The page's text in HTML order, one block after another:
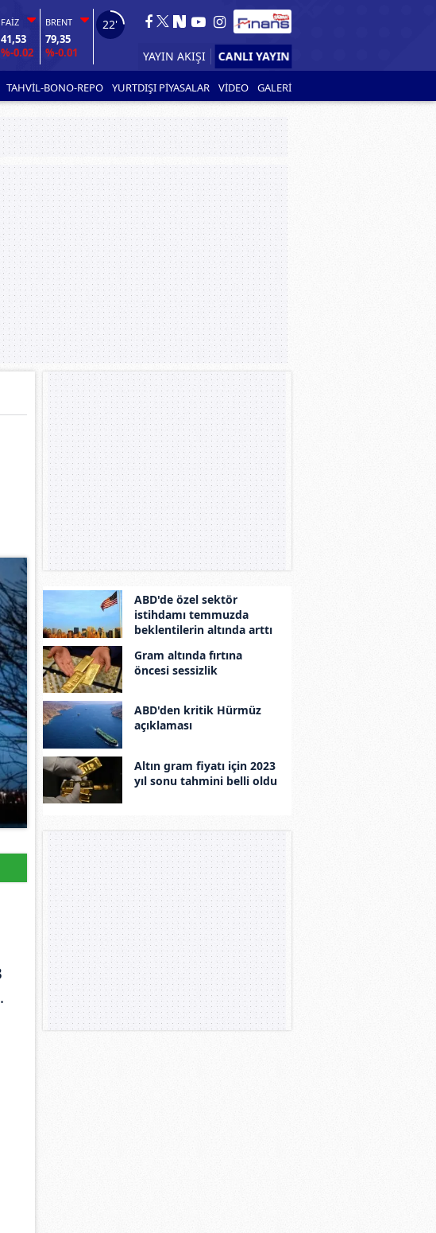
FAİZ
41,53
%-0.02
BRENT
79,35
%-0.01
20'
YAYIN AKIŞI CANLI YAYIN
TAHVİL-BONO-REPO YURTDIŞI PİYASALAR VİDEO GALERİ
ABD'de özel sektör
istihdamı temmuzda
beklentilerin altında arttı
Gram altında fırtına
öncesi sessizlik
ABD'den kritik Hürmüz
açıklaması
Altın gram fiyatı için 2023
yıl sonu tahmini belli oldu